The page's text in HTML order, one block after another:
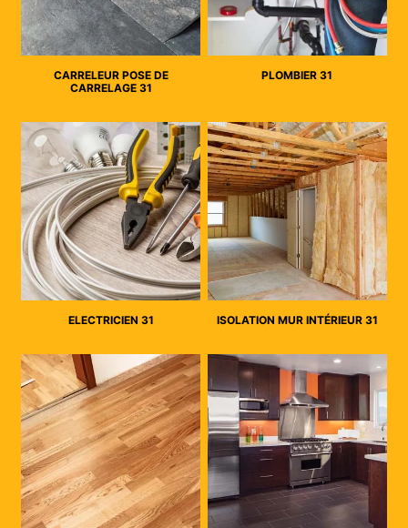
CARRELEUR POSE DE
CARRELAGE 31
PLOMBIER 31
ELECTRICIEN 31 ISOLATION MUR INTÉRIEUR 31